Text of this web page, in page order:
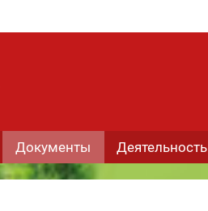
Документы Деятельность